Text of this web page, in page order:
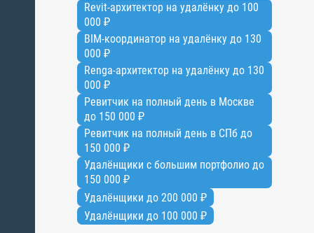
Revit-архитектор на удалёнку до 100
000 ₽
BIM-координатор на удалёнку до 130
000 ₽
Renga-архитектор на удалёнку до 130
000 ₽
Ревитчик на полный день в Москве
до 150 000 ₽
Ревитчик на полный день в СПб до
150 000 ₽
Удалёнщики с большим портфолио до
150 000 ₽
Удалёнщики до 200 000 ₽
Удалёнщики до 100 000 ₽